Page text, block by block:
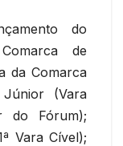
do
de
da Comarca
(Vara
do Fórum);
Vara Cível);